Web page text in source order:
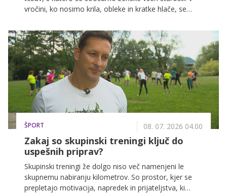
vročini, ko nosimo krila, obleke in kratke hlače, se
drug ob drugega, kar lahko povzroči boleče odrgnine.
Gre za povsem običajen pojav, ki nima nobene
povezave s telesno težo, temveč z anatomijo, kožo in
poletnimi razmerami. Kako lahko to preprečimo?
ŠPORT 08. 07. 2026 04.00
Zakaj so skupinski treningi ključ do
uspešnih priprav?
Skupinski treningi že dolgo niso več namenjeni le
skupnemu nabiranju kilometrov. So prostor, kjer se
prepletajo motivacija, napredek in prijateljstva, ki